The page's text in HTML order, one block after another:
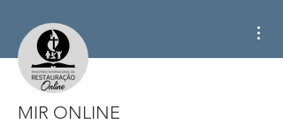
MIR ONLINE